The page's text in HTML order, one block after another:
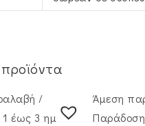
/
έως 3 ημέρες
Άμεση